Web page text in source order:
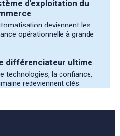
d’exploitation du
deviennent les
opérationnelle à grande
différenciateur ultime
technologies, la confiance,
redeviennent clés.